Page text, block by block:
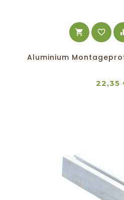
shopping_cart favorite_border
Aluminium
22,35